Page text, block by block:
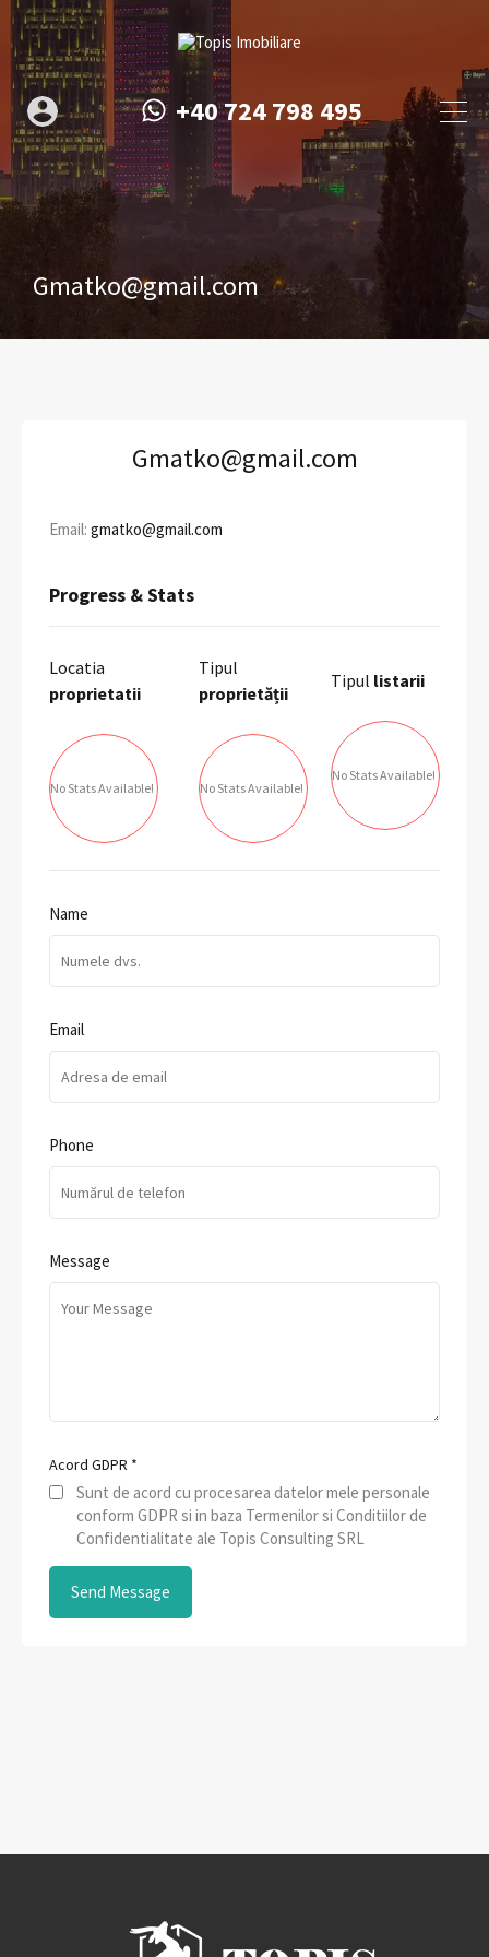
+40 724 798 495
Gmatko@gmail.com
Gmatko@gmail.com
Email: gmatko@gmail.com
Progress & Stats
Locatia
proprietatii
No Stats Available!
Tipul
proprietății
No Stats Available!
Tipul listarii
No Stats Available!
Name
Email
Phone
Message
Acord GDPR *
Sunt de acord cu procesarea datelor mele personale
conform GDPR si in baza Termenilor si Conditiilor de
Confidentialitate ale Topis Consulting SRL